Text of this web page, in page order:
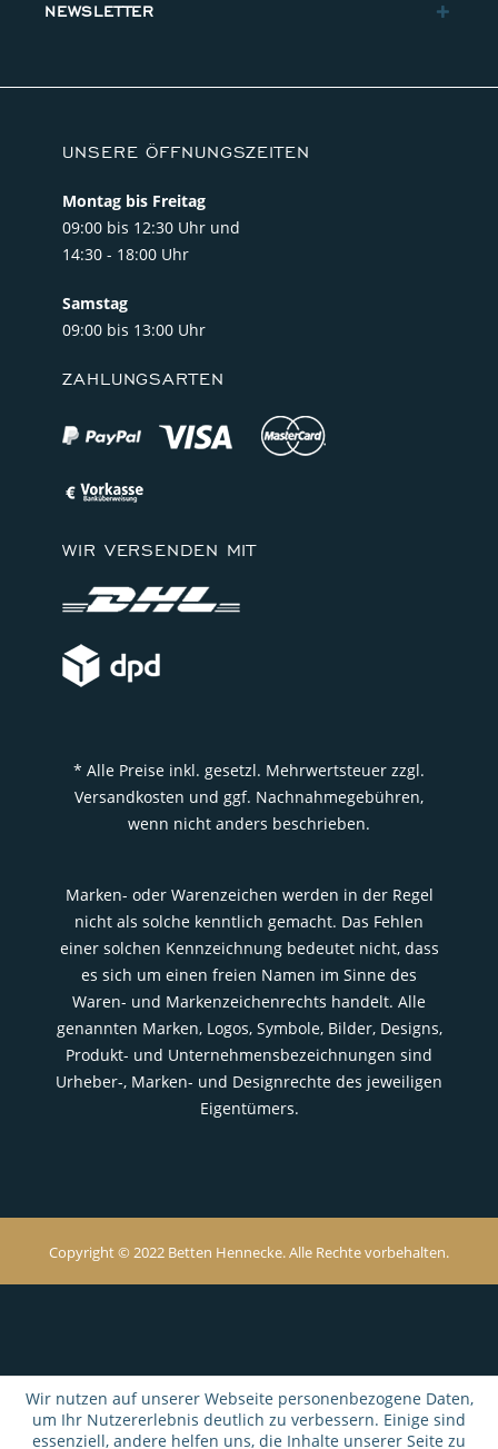
NEWSLETTER
UNSERE ÖFFNUNGSZEITEN
Montag bis Freitag
09:00 bis 12:30 Uhr und
14:30 - 18:00 Uhr
Samstag
09:00 bis 13:00 Uhr
ZAHLUNGSARTEN
WIR VERSENDEN MIT
* Alle Preise inkl. gesetzl. Mehrwertsteuer zzgl.
Versandkosten und ggf. Nachnahmegebühren,
wenn nicht anders beschrieben.
Marken- oder Warenzeichen werden in der Regel
nicht als solche kenntlich gemacht. Das Fehlen
einer solchen Kennzeichnung bedeutet nicht, dass
es sich um einen freien Namen im Sinne des
Waren- und Markenzeichenrechts handelt. Alle
genannten Marken, Logos, Symbole, Bilder, Designs,
Produkt- und Unternehmensbezeichnungen sind
Urheber-, Marken- und Designrechte des jeweiligen
Eigentümers.
Copyright © 2022 Betten Hennecke. Alle Rechte vorbehalten.
Wir nutzen auf unserer Webseite personenbezogene Daten,
um Ihr Nutzererlebnis deutlich zu verbessern. Einige sind
essenziell, andere helfen uns, die Inhalte unserer Seite zu